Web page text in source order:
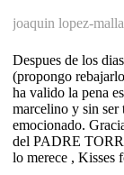
joaquin lopez-
Despues de los
(propongo
ha valido la pena
marcelino y sin ser
emocionado.
del PADRE
lo merece , Kisses